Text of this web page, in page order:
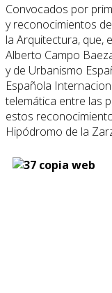
Convocados por
y reconocimientos
la Arquitectura, que,
Alberto Campo
y de Urbanismo
Española
telemática entre las
estos
Hipódromo de la